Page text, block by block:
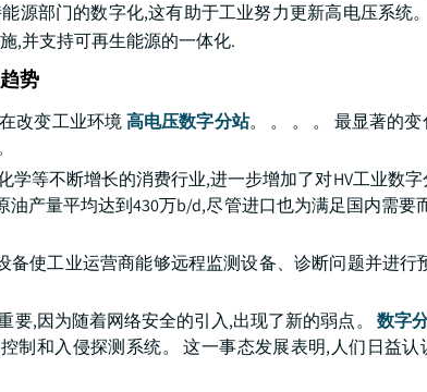
源部门的数字化,这有助于工业努力更新高电压系统
,并支持可再生能源的一体化.
势
改变工业环境高电压数字分站。 。 。 。 最显著的
学等不断增长的消费行业,进一步增加了对HV工业数
油产量平均达到430万b/d,尽管进口也为满足国内需
备使工业运营商能够远程监测设备、诊断问题并进
要,因为随着网络安全的引入,出现了新的弱点。 数字
制和入侵探测系统。 这一事态发展表明,人们日益